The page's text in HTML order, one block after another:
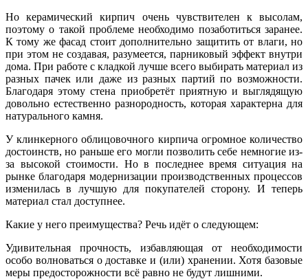
Но керамический кирпич очень чувствителен к высолам,
поэтому о такой проблеме необходимо позаботиться заранее.
К тому же фасад стоит дополнительно защитить от влаги, но
при этом не создавая, разумеется, парниковый эффект внутри
дома. При работе с кладкой лучше всего выбирать материал из
разных пачек или даже из разных партий по возможности.
Благодаря этому стена приобретёт приятную и выглядящую
довольно естественно разнородность, которая характерна для
натурального камня.
У клинкерного облицовочного кирпича огромное количество
достоинств, но раньше его могли позволить себе немногие из-
за высокой стоимости. Но в последнее время ситуация на
рынке благодаря модернизации производственных процессов
изменилась в лучшую для покупателей сторону. И теперь
материал стал доступнее.
Какие у него преимущества? Речь идёт о следующем:
Удивительная прочность, избавляющая от необходимости
особо волноваться о доставке и (или) хранении. Хотя базовые
меры предосторожности всё равно не будут лишними.